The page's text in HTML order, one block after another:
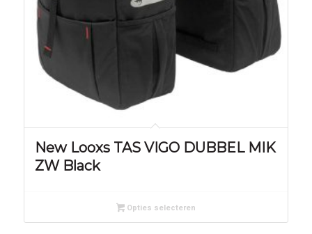
New Looxs TAS VIGO DUBBEL MIK
ZW Black
Opties selecteren